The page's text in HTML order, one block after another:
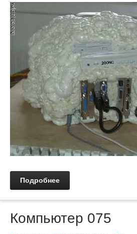
Подробнее
Компьютер 075